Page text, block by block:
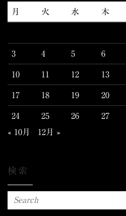
月 火 水 木
3 4 5 6
10 11 12 13
17 18 19 20
24 25 26 27
« 10月
12月 »
検索